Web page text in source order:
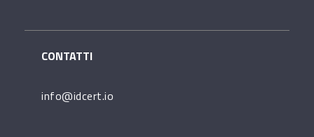
CONTATTI
info@idcert.io